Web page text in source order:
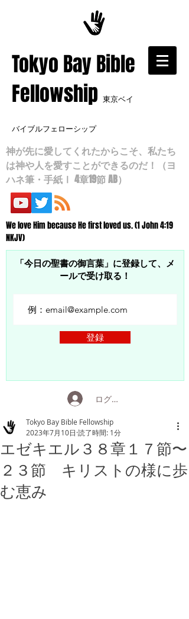
​Tokyo Bay Bible
Fellowship 東京ベイ
バイブルフェローシップ
神が先に愛してくれたからこそ、私たち
は神や人を愛すことができるのだ！（ヨ
ハネ筆・手紙Ⅰ 4章19節 AB）
We love Him because He first loved us. (1 John 4:19
NKJV)
「今日の聖書の御言葉」に登録して、メ
ールで受け取る！
登録
ログイン
エゼキエル３８章１７節〜
２３節 キリストの様に歩
む恵み
Tokyo Bay Bible Fellowship
2023年7月10日 読了時間: 1分